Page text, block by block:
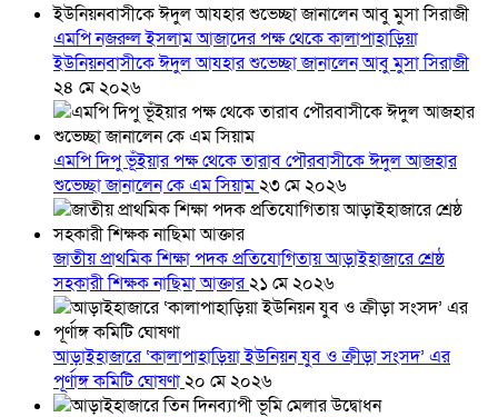
এমপি নজরুল ইসলাম আজাদের পক্ষ থেকে কালাপাহাড়িয়া
ইউনিয়নবাসীকে ঈদুল আযহার শুভেচ্ছা জানালেন আবু মুসা সিরাজী
২৪ মে ২০২৬
এমপি দিপু ভূঁইয়ার পক্ষ থেকে তারাব পৌরবাসীকে ঈদুল আজহার
শুভেচ্ছা জানালেন কে এম সিয়াম২৩ মে ২০২৬
জাতীয় প্রাথমিক শিক্ষা পদক প্রতিযোগিতায় আড়াইহাজারে শ্রেষ্ঠ
সহকারী শিক্ষক নাছিমা আক্তার২১ মে ২০২৬
আড়াইহাজারে ‘কালাপাহাড়িয়া ইউনিয়ন যুব ও ক্রীড়া সংসদ’ এর
পূর্ণাঙ্গ কমিটি ঘোষণা২০ মে ২০২৬